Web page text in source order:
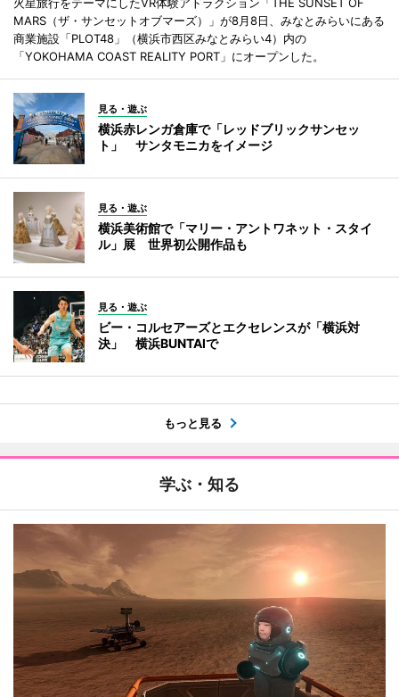
火星旅行をテーマにしたVR体験アトラクション「THE SUNSET OF
MARS（ザ・サンセットオブマーズ）」が8月8日、みなとみらいにある
商業施設「PLOT48」（横浜市西区みなとみらい4）内の
「YOKOHAMA COAST REALITY PORT」にオープンした。
見る・遊ぶ
横浜赤レンガ倉庫で「レッドブリックサンセッ
ト」 サンタモニカをイメージ
見る・遊ぶ
横浜美術館で「マリー・アントワネット・スタイ
ル」展 世界初公開作品も
見る・遊ぶ
ビー・コルセアーズとエクセレンスが「横浜対
決」 横浜BUNTAIで
もっと見る
学ぶ・知る